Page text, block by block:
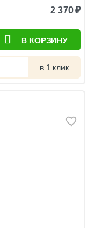
2 370₽
В КОРЗИНУ
в 1 клик